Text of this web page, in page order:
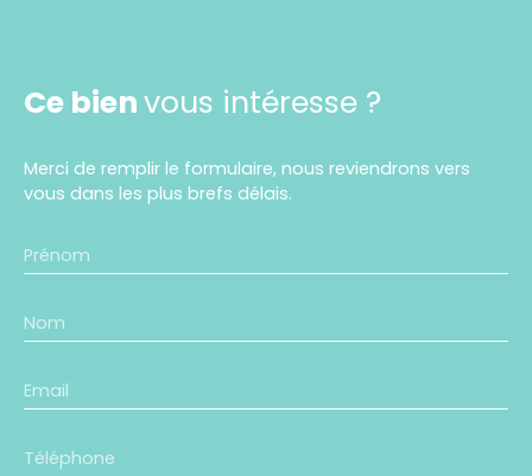
Ce bienvous intéresse ?
Merci de remplir le formulaire, nous reviendrons vers
vous dans les plus brefs délais.
Prénom
Nom
Email
Téléphone